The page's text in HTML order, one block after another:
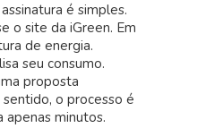
é simples.
o site da iGreen. Em
de energia.
seu consumo.
proposta
o processo é
apenas minutos.